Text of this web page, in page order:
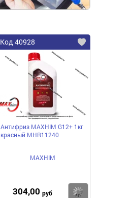
Купить
Код 40928
Антифриз MAXHIM G12+ 1кг
красный MHR11240
MAXHIM
304,00 руб